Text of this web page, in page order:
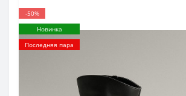
-50%
Новинка
Последняя пара